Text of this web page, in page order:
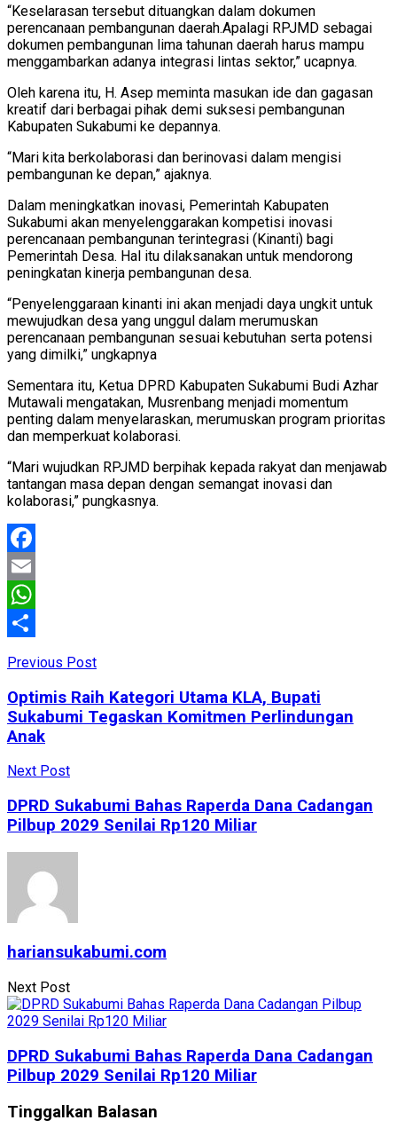
“Keselarasan tersebut dituangkan dalam dokumen
perencanaan pembangunan daerah.Apalagi RPJMD sebagai
dokumen pembangunan lima tahunan daerah harus mampu
menggambarkan adanya integrasi lintas sektor,” ucapnya.
Oleh karena itu, H. Asep meminta masukan ide dan gagasan
kreatif dari berbagai pihak demi suksesi pembangunan
Kabupaten Sukabumi ke depannya.
“Mari kita berkolaborasi dan berinovasi dalam mengisi
pembangunan ke depan,” ajaknya.
Dalam meningkatkan inovasi, Pemerintah Kabupaten
Sukabumi akan menyelenggarakan kompetisi inovasi
perencanaan pembangunan terintegrasi (Kinanti) bagi
Pemerintah Desa. Hal itu dilaksanakan untuk mendorong
peningkatan kinerja pembangunan desa.
“Penyelenggaraan kinanti ini akan menjadi daya ungkit untuk
mewujudkan desa yang unggul dalam merumuskan
perencanaan pembangunan sesuai kebutuhan serta potensi
yang dimilki,” ungkapnya
Sementara itu, Ketua DPRD Kabupaten Sukabumi Budi Azhar
Mutawali mengatakan, Musrenbang menjadi momentum
penting dalam menyelaraskan, merumuskan program prioritas
dan memperkuat kolaborasi.
“Mari wujudkan RPJMD berpihak kepada rakyat dan menjawab
tantangan masa depan dengan semangat inovasi dan
kolaborasi,” pungkasnya.
Facebook
Email
WhatsApp
Previous Post
Optimis Raih Kategori Utama KLA, Bupati
Sukabumi Tegaskan Komitmen Perlindungan
Anak
Next Post
DPRD Sukabumi Bahas Raperda Dana Cadangan
Pilbup 2029 Senilai Rp120 Miliar
hariansukabumi.com
Next Post
DPRD Sukabumi Bahas Raperda Dana Cadangan
Pilbup 2029 Senilai Rp120 Miliar
Tinggalkan Balasan